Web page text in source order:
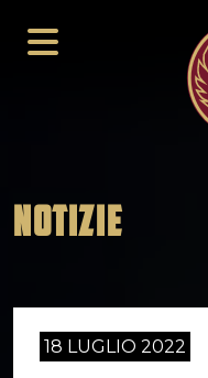
NOTIZIE
18 LUGLIO 2022